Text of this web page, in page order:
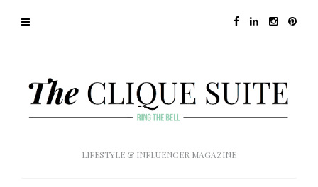
LIFESTYLE & INFLUENCER MAGAZINE